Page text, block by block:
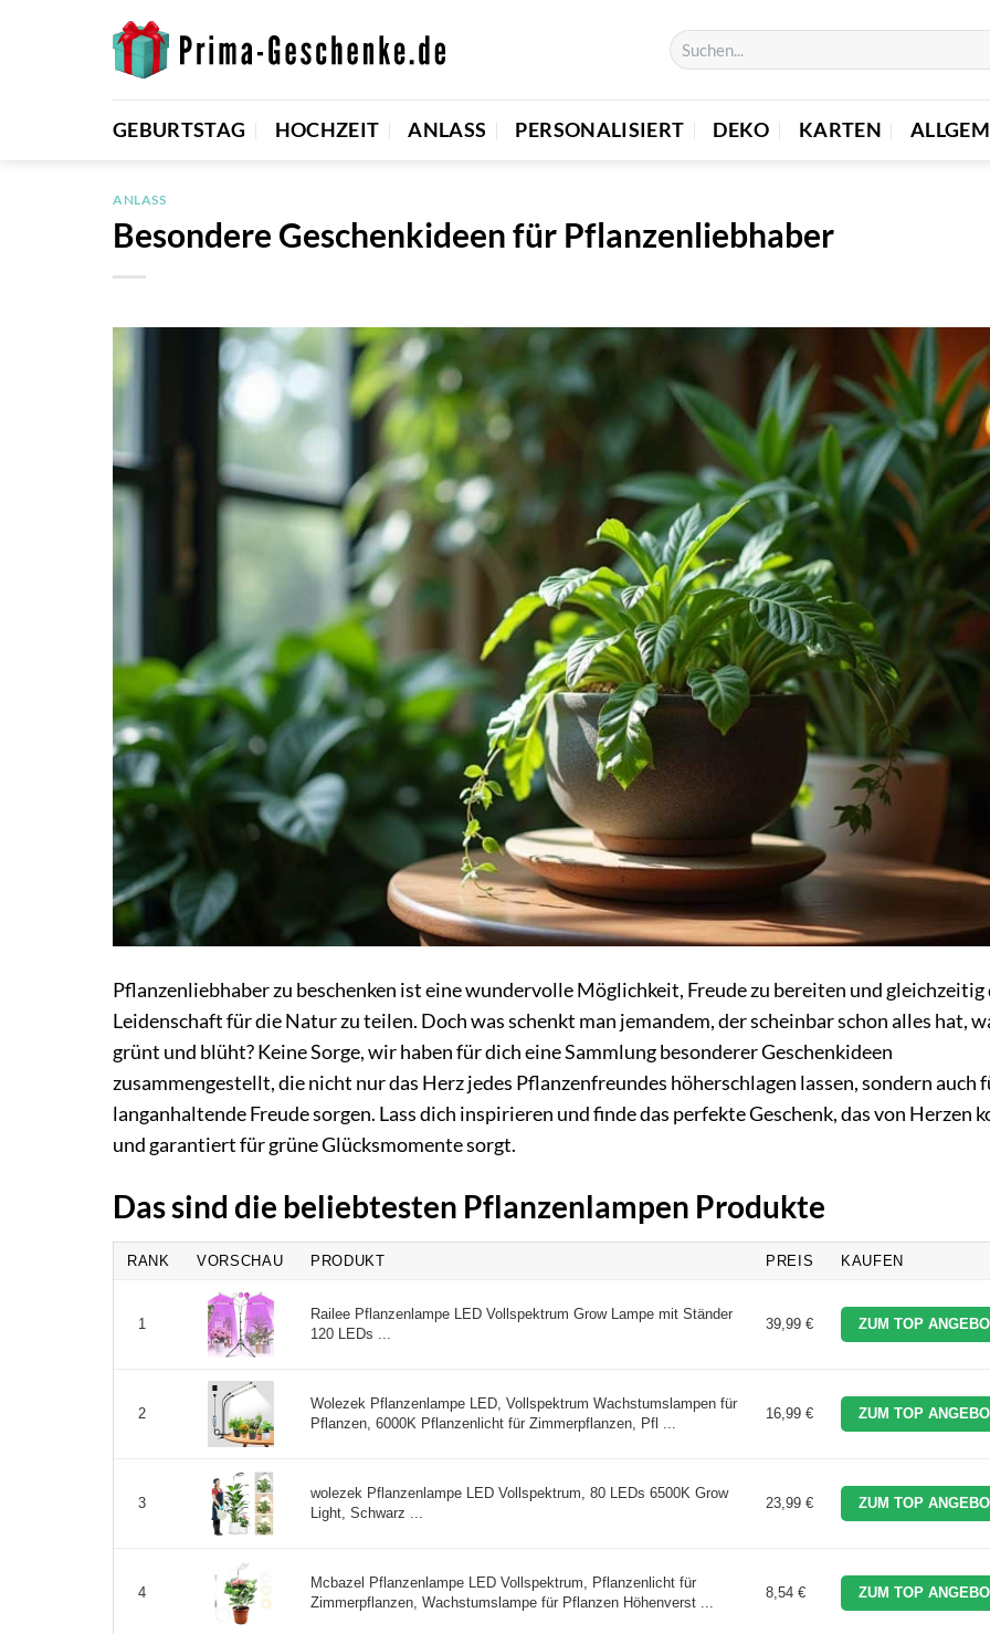
GEBURTSTAG HOCHZEIT ANLASS PERSONALISIERT DEKO KARTEN
ANLASS
Besondere Geschenkideen für Pflanzenliebhaber
Pflanzenliebhaber zu beschenken ist eine wundervolle Möglichkeit, Freude zu bereiten und gleichzeitig
Leidenschaft für die Natur zu teilen. Doch was schenkt man jemandem, der scheinbar schon alles hat,
grünt und blüht? Keine Sorge, wir haben für dich eine Sammlung besonderer Geschenkideen
zusammengestellt, die nicht nur das Herz jedes Pflanzenfreundes höherschlagen lassen, sondern auch
langanhaltende Freude sorgen. Lass dich inspirieren und finde das perfekte Geschenk, das von Herzen
und garantiert für grüne Glücksmomente sorgt.
Das sind die beliebtesten Pflanzenlampen Produkte
RANK VORSCHAU PRODUKT PREIS KAUFEN
1
Railee Pflanzenlampe LED Vollspektrum Grow Lampe mit Ständer
120 LEDs ...
39,99 € ZUM TOP
2
Wolezek Pflanzenlampe LED, Vollspektrum Wachstumslampen für
Pflanzen, 6000K Pflanzenlicht für Zimmerpflanzen, Pfl ...
16,99 € ZUM TOP
3
wolezek Pflanzenlampe LED Vollspektrum, 80 LEDs 6500K Grow
Light, Schwarz ...
23,99 € ZUM TOP
4
Mcbazel Pflanzenlampe LED Vollspektrum, Pflanzenlicht für
Zimmerpflanzen, Wachstumslampe für Pflanzen Höhenverst ...
8,54 € ZUM TOP